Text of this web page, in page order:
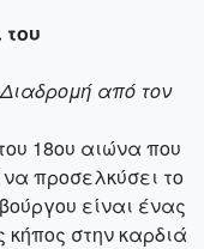
από τον
18ου αιώνα που
προσελκύσει το
είναι ένας
στην καρδιά